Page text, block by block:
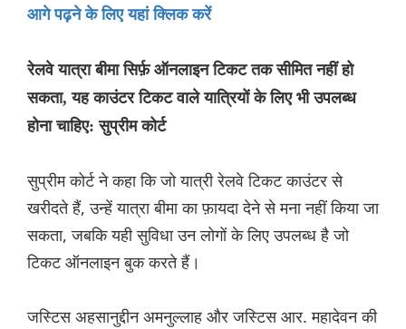
आगे पढ़ने के लिए यहां क्लिक करें
रेलवे यात्रा बीमा सिर्फ़ ऑनलाइन टिकट तक सीमित नहीं हो
सकता, यह काउंटर टिकट वाले यात्रियों के लिए भी उपलब्ध
होना चाहिए: सुप्रीम कोर्ट
सुप्रीम कोर्ट ने कहा कि जो यात्री रेलवे टिकट काउंटर से
खरीदते हैं, उन्हें यात्रा बीमा का फ़ायदा देने से मना नहीं किया जा
सकता, जबकि यही सुविधा उन लोगों के लिए उपलब्ध है जो
टिकट ऑनलाइन बुक करते हैं।
जस्टिस अहसानुद्दीन अमनुल्लाह और जस्टिस आर. महादेवन की